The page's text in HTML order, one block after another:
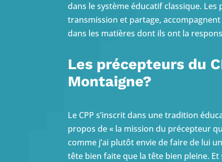
dans le système éducatif classique. Les
transmission et partage, accompagnent
dans les matières dont ils ont la
Les précepteurs du
Montaigne?
Le CPP s’inscrit dans une tradition
propos de « la mission du précepteur
comme j’ai plutôt envie de faire de lui
tête bien faite que la tête bien pleine.